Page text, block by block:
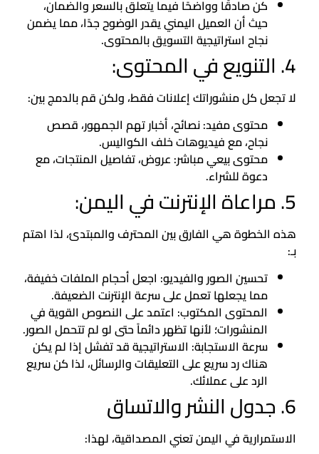
كن صادقًا وواضحًا فيما يتعلق بالسعر والضمان،
حيث أن العميل اليمني يقدر الوضوح جدًا، مما يضمن
نجاح استراتيجية التسويق بالمحتوى.
4. التنويع في المحتوى:
لا تجعل كل منشوراتك إعلانات فقط، ولكن قم بالدمج بين:
محتوى مفيد: نصائح، أخبار تهم الجمهور، قصص
نجاح، مع فيديوهات خلف الكواليس.
محتوى بيعي مباشر: عروض، تفاصيل المنتجات، مع
دعوة للشراء.
5. مراعاة الإنترنت في اليمن:
هذه الخطوة هي الفارق بين المحترف والمبتدئ، لذا اهتم
بـ:
تحسين الصور والفيديو: اجعل أحجام الملفات خفيفة،
مما يجعلها تعمل على سرعة الإنترنت الضعيفة.
المحتوى المكتوب: اعتمد على النصوص القوية في
المنشورات؛ لأنها تظهر دائماً حتى لو لم تتحمل الصور.
سرعة الاستجابة: الاستراتيجية قد تفشل إذا لم يكن
هناك رد سريع على التعليقات والرسائل، لذا كن سريع
الرد على عملائك.
6. جدول النشر والاتساق
الاستمرارية في اليمن تعني المصداقية، لهذا: